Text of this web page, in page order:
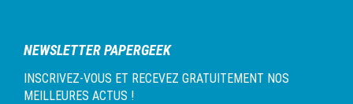
NEWSLETTER PAPERGEEK
INSCRIVEZ-VOUS ET RECEVEZ GRATUITEMENT NOS
MEILLEURES ACTUS !